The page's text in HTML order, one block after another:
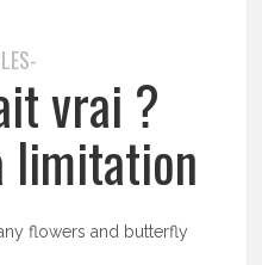
vrai ?
limitation